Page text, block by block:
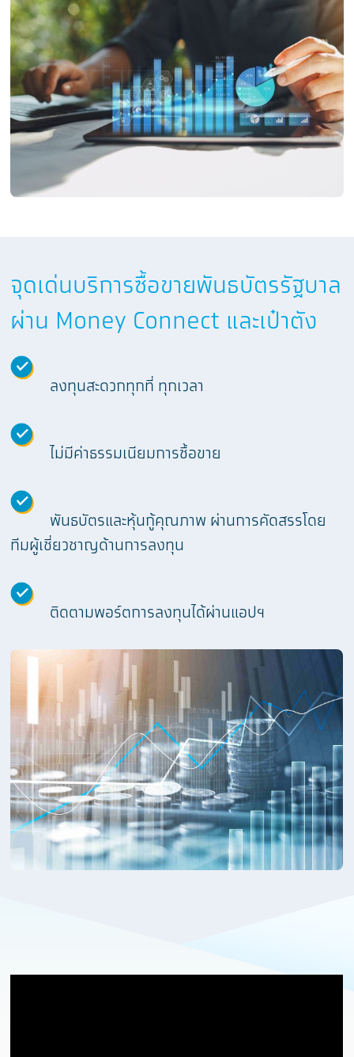
จุดเด่นบริการซื้อขายพันธบัตรรัฐบาล
ผ่าน Money Connect และเป๋าตัง
ลงทุนสะดวกทุกที่ ทุกเวลา
ไม่มีค่าธรรมเนียมการซื้อขาย
พันธบัตรและหุ้นกู้คุณภาพ ผ่านการคัดสรรโดย
ทีมผู้เชี่ยวชาญด้านการลงทุน
ติดตามพอร์ตการลงทุนได้ผ่านแอปฯ